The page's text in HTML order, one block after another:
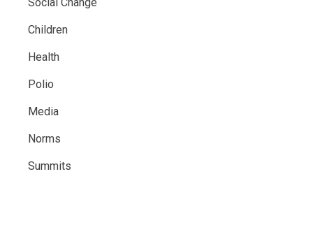
Children
Health
Polio
Media
Norms
Summits